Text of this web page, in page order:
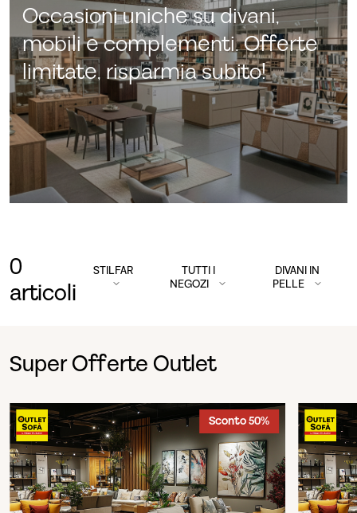
Occasioni uniche su divani,
mobili e complementi. Offerte
limitate, risparmia subito!
0
articoli
STILFAR
TUTTI I
NEGOZI
DIVANI IN
PELLE
Super Offerte Outlet
Sconto 50%